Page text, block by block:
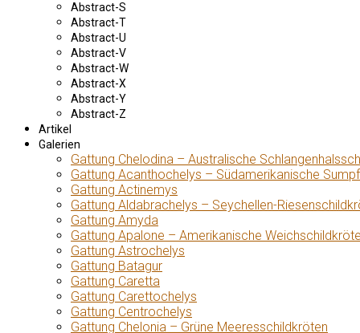
Abstract-S
Abstract-T
Abstract-U
Abstract-V
Abstract-W
Abstract-X
Abstract-Y
Abstract-Z
Artikel
Galerien
Gattung Chelodina – Australische
Gattung Acanthochelys – Südamerikanische
Gattung Actinemys
Gattung Aldabrachelys – Seychellen-
Gattung Amyda
Gattung Apalone – Amerikanische
Gattung Astrochelys
Gattung Batagur
Gattung Caretta
Gattung Carettochelys
Gattung Centrochelys
Gattung Chelonia – Grüne Meeresschildkröten